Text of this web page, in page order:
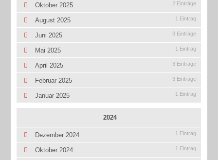
Oktober 2025 2 Einträge
August 2025 1 Eintrag
Juni 2025 3 Einträge
Mai 2025 1 Eintrag
April 2025 3 Einträge
Februar 2025 3 Einträge
Januar 2025 1 Eintrag
2024
Dezember 2024 1 Eintrag
Oktober 2024 1 Eintrag